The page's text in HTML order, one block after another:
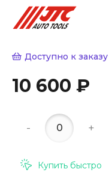
Доступно к заказу
10 600 ₽
- +
Купить быстро